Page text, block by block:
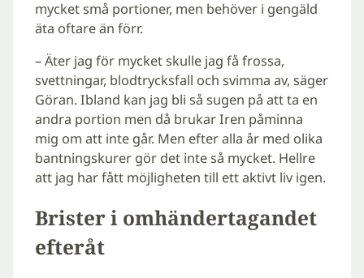
mycket små portioner, men behöver i gengäld
äta oftare än förr.
– Äter jag för mycket skulle jag få frossa,
svettningar, blodtrycksfall och svimma av, säger
Göran. Ibland kan jag bli så sugen på att ta en
andra portion men då brukar Iren påminna
mig om att inte går. Men efter alla år med olika
bantningskurer gör det inte så mycket. Hellre
att jag har fått möjligheten till ett aktivt liv igen.
Brister i omhändertagandet
efteråt